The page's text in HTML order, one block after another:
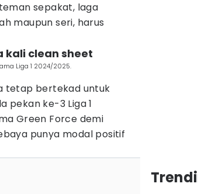
sepakat, laga
maupun seri, harus
kali clean sheet
Liga 1 2024/2025.
tetap bertekad untuk
pekan ke-3 Liga 1
Green Force demi
punya modal positif